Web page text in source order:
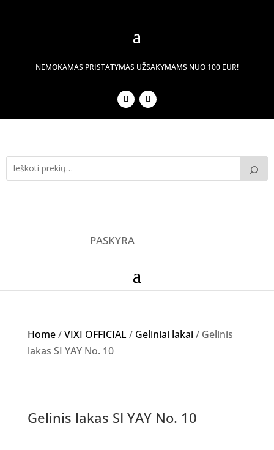
NEMOKAMAS PRISTATYMAS UŽSAKYMAMS NUO 100 EUR!
PASKYRA
Home/VIXI OFFICIAL/ Geliniai lakai / Gelinis
lakas SI YAY No. 10
Gelinis lakas SI YAY No. 10